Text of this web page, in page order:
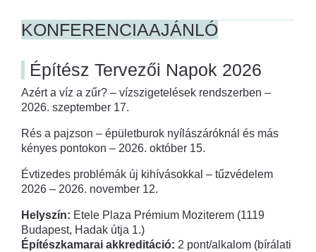
KONFERENCIAAJÁNLÓ
Építész Tervezői Napok 2026
Azért a víz a zűr? – vízszigetelések rendszerben –
2026. szeptember 17.
Rés a pajzson – épületburok nyílászáróknál és más
kényes pontokon – 2026. október 15.
Évtizedes problémák új kihívásokkal – tűzvédelem
2026 – 2026. november 12.
Helyszín: Etele Plaza Prémium Moziterem (1119
Budapest, Hadak útja 1.)
Építészkamarai akkreditáció: 2 pont/alkalom (bírálati